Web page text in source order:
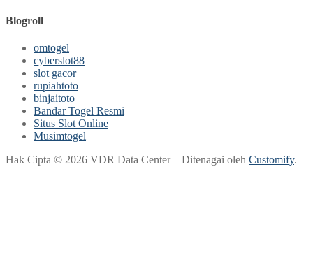
Blogroll
omtogel
cyberslot88
slot gacor
rupiahtoto
binjaitoto
Bandar Togel Resmi
Situs Slot Online
Musimtogel
Hak Cipta © 2026 VDR Data Center – Ditenagai oleh Customify.